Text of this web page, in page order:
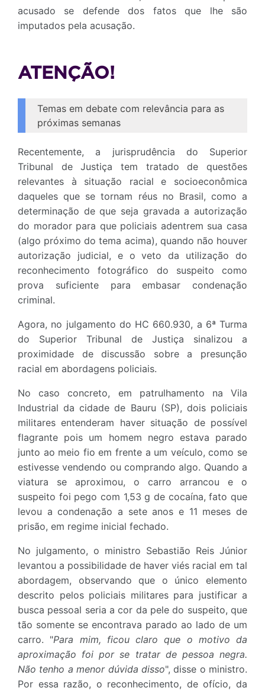
acusado se defende dos fatos que lhe são
imputados pela acusação.
ATENÇÃO!
Temas em debate com relevância para as
próximas semanas
Recentemente, a jurisprudência do Superior
Tribunal de Justiça tem tratado de questões
relevantes à situação racial e socioeconômica
daqueles que se tornam réus no Brasil, como a
determinação de que seja gravada a autorização
do morador para que policiais adentrem sua casa
(algo próximo do tema acima), quando não houver
autorização judicial, e o veto da utilização do
reconhecimento fotográfico do suspeito como
prova suficiente para embasar condenação
criminal.
Agora, no julgamento do HC 660.930, a 6ª Turma
do Superior Tribunal de Justiça sinalizou a
proximidade de discussão sobre a presunção
racial em abordagens policiais.
No caso concreto, em patrulhamento na Vila
Industrial da cidade de Bauru (SP), dois policiais
militares entenderam haver situação de possível
flagrante pois um homem negro estava parado
junto ao meio fio em frente a um veículo, como se
estivesse vendendo ou comprando algo. Quando a
viatura se aproximou, o carro arrancou e o
suspeito foi pego com 1,53 g de cocaína, fato que
levou a condenação a sete anos e 11 meses de
prisão, em regime inicial fechado.
No julgamento, o ministro Sebastião Reis Júnior
levantou a possibilidade de haver viés racial em tal
abordagem, observando que o único elemento
descrito pelos policiais militares para justificar a
busca pessoal seria a cor da pele do suspeito, que
tão somente se encontrava parado ao lado de um
carro. "Para mim, ficou claro que o motivo da
aproximação foi por se tratar de pessoa negra.
Não tenho a menor dúvida disso", disse o ministro.
Por essa razão, o reconhecimento, de ofício, da